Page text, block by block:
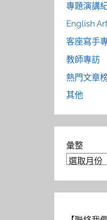
專題演講
English
客座寫手
教師專訪
熱門文章
其他
彙整